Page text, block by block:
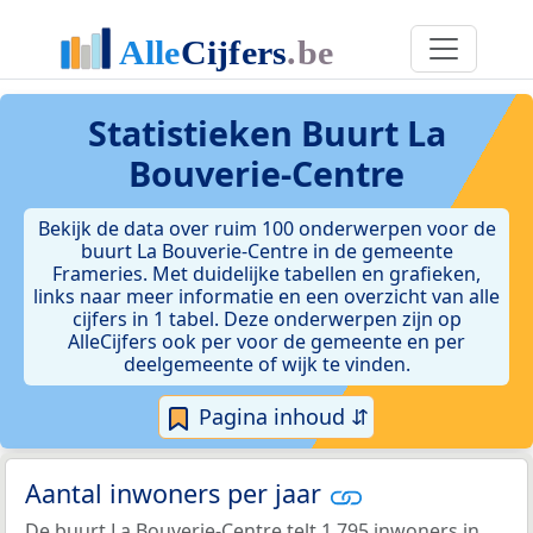
Statistieken Buurt La
Bouverie-Centre
Bekijk de data over ruim 100 onderwerpen voor de
buurt La Bouverie-Centre in de gemeente
Frameries. Met duidelijke tabellen en grafieken,
links naar meer informatie en een overzicht van alle
cijfers in 1 tabel. Deze onderwerpen zijn op
AlleCijfers ook per voor de gemeente en per
deelgemeente of wijk te vinden.
Pagina inhoud ⇵
Aantal inwoners per jaar